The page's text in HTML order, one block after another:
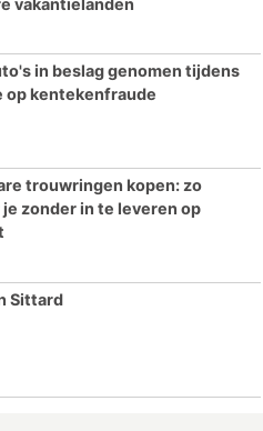
in beslag genomen tijdens
op kentekenfraude
trouwringen kopen: zo
je zonder in te leveren op
Sittard